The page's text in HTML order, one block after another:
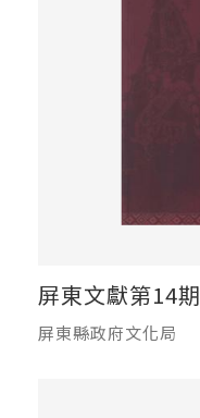
屏東文獻第14期
屏東縣政府文化局